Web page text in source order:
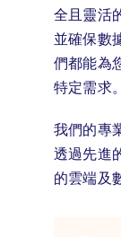
全且靈活
並確保數
們都能為
特定需求。
我們的專
透過先進
的雲端及